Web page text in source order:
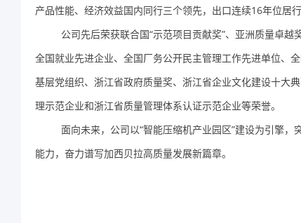
产品性能、经济效益国内同行三个领先，出口连续16年位居
公司先后荣获联合国“示范项目贡献奖”、亚洲质量卓越
全国就业先进企业、全国厂务公开民主管理工作先进单位、
基层党组织、浙江省政府质量奖、浙江省企业文化建设十大
理示范企业和浙江省质量管理体系认证示范企业等荣誉。
面向未来，公司以“智能压缩机产业园区”建设为引擎
能力，奋力谱写加西贝拉高质量发展新篇章。